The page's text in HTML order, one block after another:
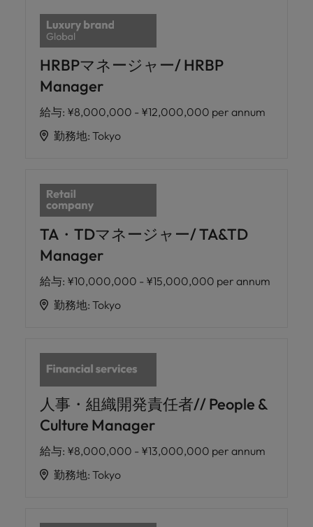
HRBPマネージャー/ HRBP
Manager
給与: ¥8,000,000 - ¥12,000,000 per annum
勤務地: Tokyo
TA・TDマネージャー/ TA&TD
Manager
給与: ¥10,000,000 - ¥15,000,000 per annum
勤務地: Tokyo
人事・組織開発責任者// People &
Culture Manager
給与: ¥8,000,000 - ¥13,000,000 per annum
勤務地: Tokyo